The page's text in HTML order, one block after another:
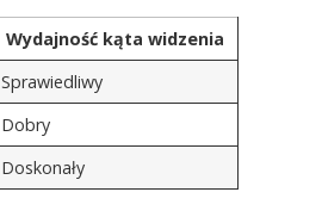
Wydajność kąta widzenia
Sprawiedliwy
Dobry
Doskonały